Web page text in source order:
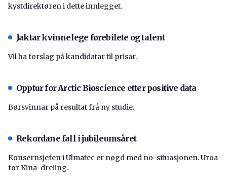
kystdirektøren i dette innlegget.
Jaktar kvinnelege førebilete og talent
Vil ha forslag på kandidatar til prisar.
Opptur for Arctic Bioscience etter positive data
Børsvinnar på resultat frå ny studie.
Rekordane fall i jubileumsåret
Konsernsjefen i Ulmatec er nøgd med no-situasjonen. Uroa
for Kina-dreiing.